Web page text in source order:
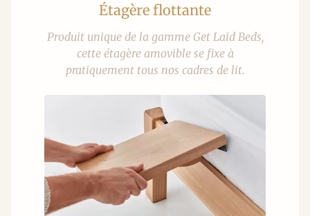
Étagère flottante
Produit unique de la gamme Get Laid Beds,
cette étagère amovible se fixe à
pratiquement tous nos cadres de lit.